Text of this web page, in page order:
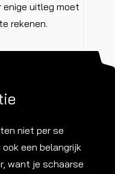
enige uitleg moet
rekenen.
niet per se
een belangrijk
want je schaarse